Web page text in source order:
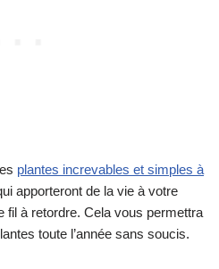
plantes increvables et simples à
apporteront de la vie à votre
fil à retordre. Cela vous permettra
toute l’année sans soucis.